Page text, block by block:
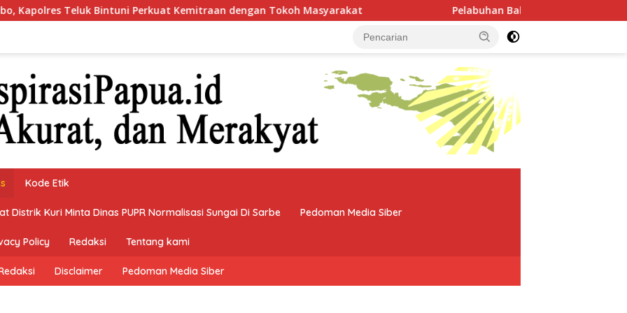
Bintuni Perkuat Kemitraan dengan Tokoh Masyarakat Pelabuhan Babo Resmi Dibangun, Bupati Ingin
Kode Etik
Distrik Kuri Minta Dinas PUPR Normalisasi Sungai Di Sarbe Pedoman Media Siber
Policy Redaksi Tentang kami
Disclaimer Pedoman Media Siber